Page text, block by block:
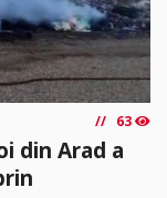
63
din Arad a